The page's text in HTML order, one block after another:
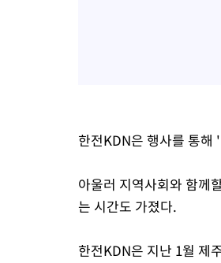
한전KDN은 행사를 통해
아울러 지역사회와 함께
는 시간도 가졌다.
한전KDN은 지난 1월 제